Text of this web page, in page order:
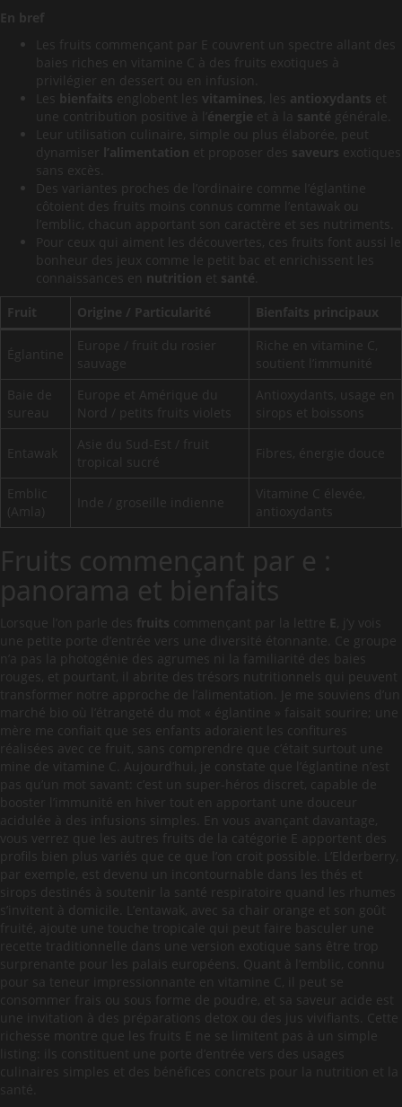
En bref
Les fruits commençant par E couvrent un spectre allant des
baies riches en vitamine C à des fruits exotiques à
privilégier en dessert ou en infusion.
Les bienfaits englobent les vitamines , les antioxydants et
une contribution positive à l’énergie et à la santé générale.
Leur utilisation culinaire, simple ou plus élaborée, peut
dynamiser l’alimentation et proposer des saveurs exotiques
sans excès.
Des variantes proches de l’ordinaire comme l’églantine
côtoient des fruits moins connus comme l’entawak ou
l’emblic, chacun apportant son caractère et ses nutriments.
Pour ceux qui aiment les découvertes, ces fruits font aussi le
bonheur des jeux comme le petit bac et enrichissent les
connaissances en nutrition et santé
Fruit
Origine / Particularité Bienfaits principaux
Églantine
Europe / fruit du rosier
sauvage
Riche en vitamine C,
soutient l’immunité
Baie de
sureau
Europe et Amérique du
Nord / petits fruits violets
Antioxydants, usage en
sirops et boissons
Entawak
Asie du Sud-Est / fruit
tropical sucré
Fibres, énergie douce
Emblic
(Amla)
Inde / groseille indienne
Vitamine C élevée,
antioxydants
Fruits commençant par e :
panorama et bienfaits
Lorsque l’on parle des fruits commençant par la lettre E , j’y vois
une petite porte d’entrée vers une diversité étonnante. Ce groupe
n’a pas la photogénie des agrumes ni la familiarité des baies
rouges, et pourtant, il abrite des trésors nutritionnels qui peuvent
transformer notre approche de l’alimentation. Je me souviens d’un
marché bio où l’étrangeté du mot « églantine » faisait sourire; une
mère me confiait que ses enfants adoraient les confitures
réalisées avec ce fruit, sans comprendre que c’était surtout une
mine de vitamine C. Aujourd’hui, je constate que l’églantine n’est
pas qu’un mot savant: c’est un super-héros discret, capable de
booster l’immunité en hiver tout en apportant une douceur
acidulée à des infusions simples. En vous avançant davantage,
vous verrez que les autres fruits de la catégorie E apportent des
profils bien plus variés que ce que l’on croit possible. L’Elderberry,
par exemple, est devenu un incontournable dans les thés et
sirops destinés à soutenir la santé respiratoire quand les rhumes
s’invitent à domicile. L’entawak, avec sa chair orange et son goût
fruité, ajoute une touche tropicale qui peut faire basculer une
recette traditionnelle dans une version exotique sans être trop
surprenante pour les palais européens. Quant à l’emblic, connu
pour sa teneur impressionnante en vitamine C, il peut se
consommer frais ou sous forme de poudre, et sa saveur acide est
une invitation à des préparations detox ou des jus vivifiants. Cette
richesse montre que les fruits E ne se limitent pas à un simple
listing: ils constituent une porte d’entrée vers des usages
culinaires simples et des bénéfices concrets pour la nutrition et la
santé.